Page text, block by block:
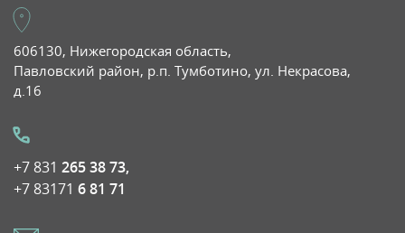
606130, Нижегородская область,
Павловский район, р.п. Тумботино, ул. Некрасова,
д.16
+7 831 265 38 73,
+7 83171 6 81 71